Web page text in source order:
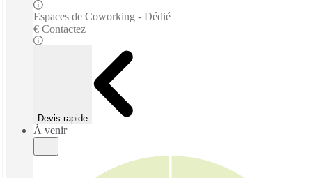
Espaces de Coworking - Dédié
€ Contactez
Devis rapide
À venir